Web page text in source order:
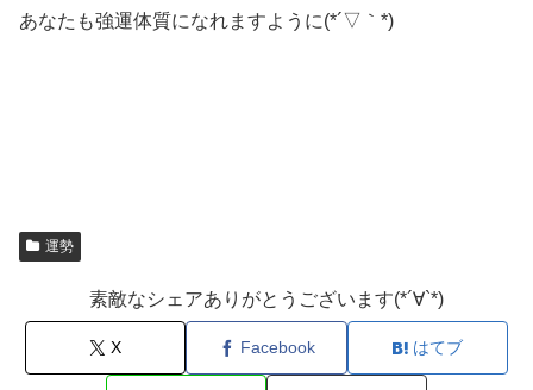
あなたも強運体質になれますように(*´▽｀*)
運勢
素敵なシェアありがとうございます(*´∀`*)
X Facebook はてブ